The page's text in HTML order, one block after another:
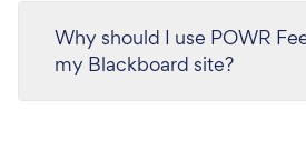
Why should I use POWR
my Blackboard site?